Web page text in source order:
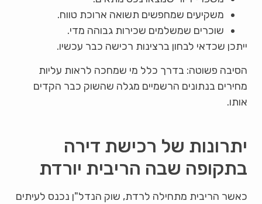
משקיעים שמחפשים תשואה ארוכת טווח.
שוכרים שמשלמים שכירות גבוהה מדי.
ייתכן שכדאי לבחון ברצינות רכישה כבר עכשיו.
הסיבה פשוטה: בדרך כלל מי שמחכה לראות עליות
מחירים בנתונים הרשמיים מגלה שהשוק כבר הקדים
אותו.
יתרונות של רכישת דירה
בתקופה שבה הריבית יורדת
כאשר הריבית מתחילה לרדת, שוק הנדל"ן נכנס לעיתים